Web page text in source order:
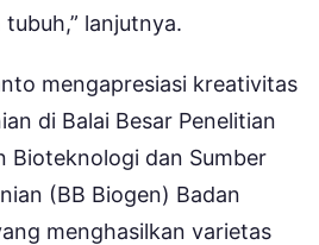
lanjutnya.
mengapresiasi kreativitas
di Balai Besar Penelitian
Bioteknologi dan Sumber
(BB Biogen) Badan
menghasilkan varietas